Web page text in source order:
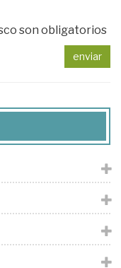
son obligatorios
enviar